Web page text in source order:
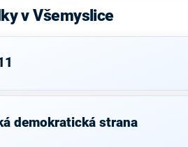
v Všemyslice
demokratická strana